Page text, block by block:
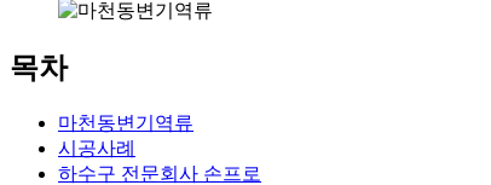
목차
마천동변기역류
시공사례
하수구 전문회사 손프로